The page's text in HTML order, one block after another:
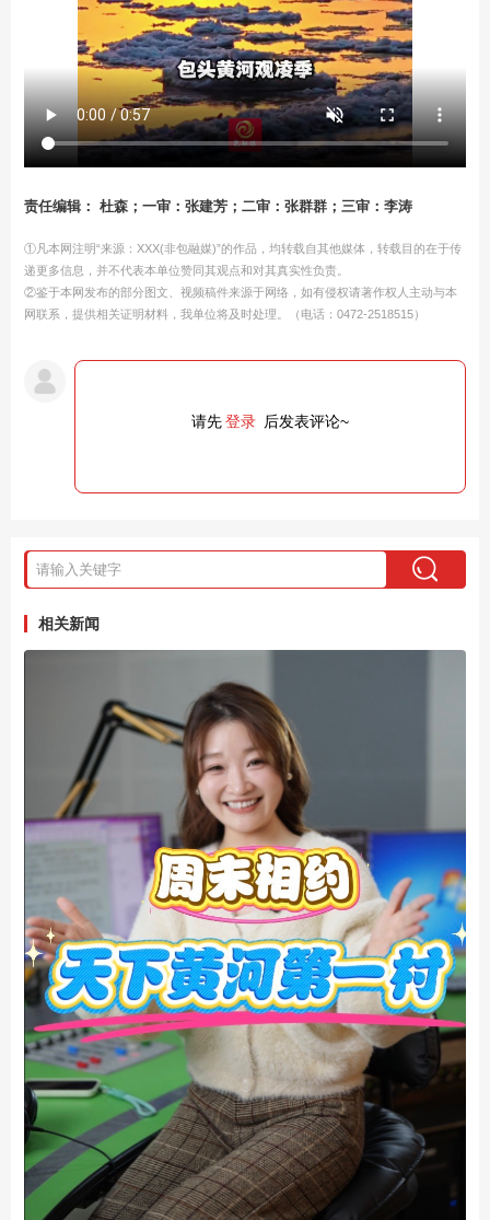
责任编辑： 杜森；一审：张建芳；二审：张群群；三审：李涛
①凡本网注明“来源：XXX(非包融媒)”的作品，均转载自其他媒体，转载目的在于传
递更多信息，并不代表本单位赞同其观点和对其真实性负责。
②鉴于本网发布的部分图文、视频稿件来源于网络，如有侵权请著作权人主动与本
网联系，提供相关证明材料，我单位将及时处理。（电话：0472-2518515）
请先登录 后发表评论~
相关新闻